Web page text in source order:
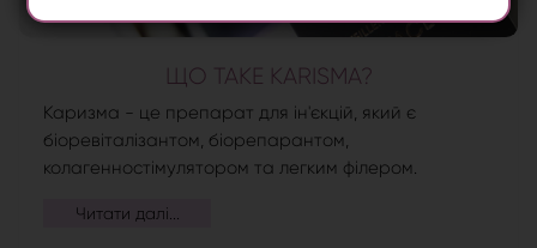
ЩО ТАКЕ KARISMA?
Каризма - це препарат для ін'єкцій, який є
біоревіталізантом, біорепарантом,
колагенностімулятором та легким філером.
Читати далі...